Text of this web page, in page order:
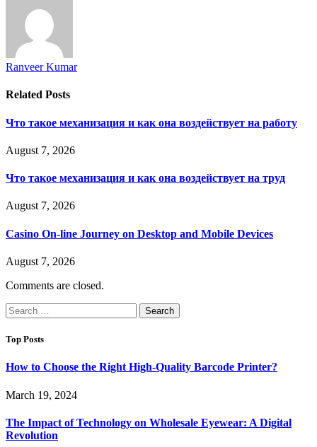
Ranveer Kumar
Related Posts
Что такое механизация и как она воздействует на работу
August 7, 2026
Что такое механизация и как она воздействует на труд
August 7, 2026
Casino On-line Journey on Desktop and Mobile Devices
August 7, 2026
Comments are closed.
Search
for:
Top Posts
How to Choose the Right High-Quality Barcode Printer?
March 19, 2024
The Impact of Technology on Wholesale Eyewear: A Digital
Revolution